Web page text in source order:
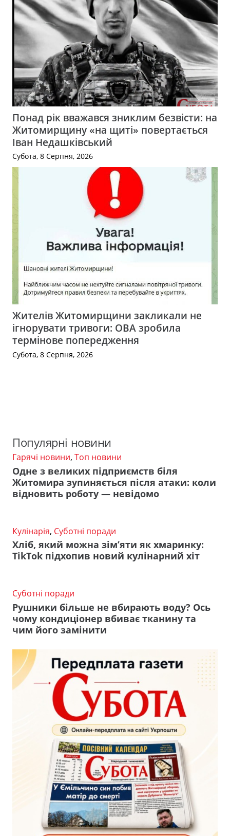
Понад рік вважався зниклим безвісти: на
Житомирщину «на щиті» повертається
Іван Недашківський
Субота, 8 Серпня, 2026
Жителів Житомирщини закликали не
ігнорувати тривоги: ОВА зробила
термінове попередження
Субота, 8 Серпня, 2026
Популярні новини
Гарячі новини, Топ новини
Одне з великих підприємств біля
Житомира зупиняється після атаки: коли
відновить роботу — невідомо
Кулінарія, Суботні поради
Хліб, який можна зім’яти як хмаринку:
TikTok підхопив новий кулінарний хіт
Суботні поради
Рушники більше не вбирають воду? Ось
чому кондиціонер вбиває тканину та
чим його замінити